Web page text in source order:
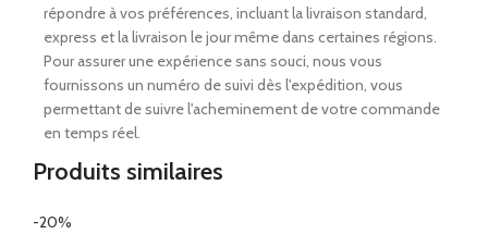
répondre à vos préférences, incluant la livraison standard,
express et la livraison le jour même dans certaines régions.
Pour assurer une expérience sans souci, nous vous
fournissons un numéro de suivi dès l'expédition, vous
permettant de suivre l'acheminement de votre commande
en temps réel.
Produits similaires
-20%